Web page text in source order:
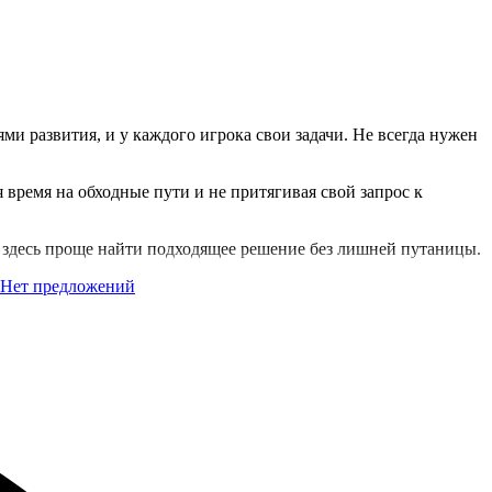
развития, и у каждого игрока свои задачи. Не всегда нужен
на обходные пути и не притягивая свой запрос к
проще найти подходящее решение без лишней путаницы.
Нет предложений